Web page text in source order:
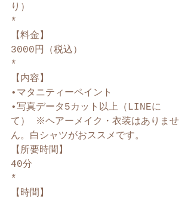
り）﻿
*﻿
【料金】﻿
3000円（税込）﻿
*﻿
【内容】﻿
•マタニティーペイント﻿
•写真データ5カット以上（LINEに
て）﻿ ※ヘアーメイク・衣装はありませ
ん。白シャツがおススメです。﻿
【所要時間】﻿
40分﻿
*﻿
【時間】﻿